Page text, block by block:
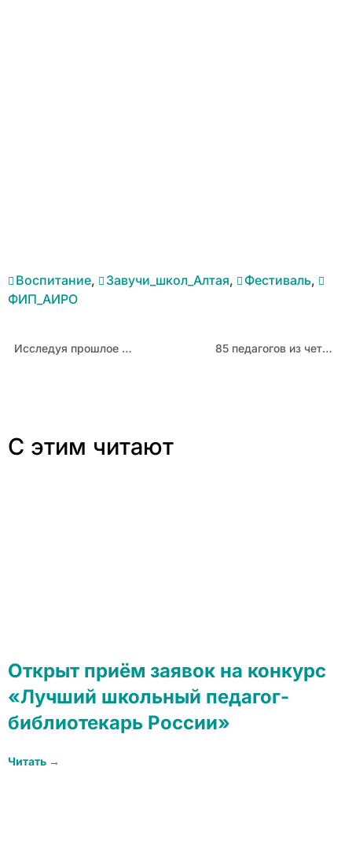
Воспитание, Завучи_школ_Алтая, Фестиваль,
ФИП_АИРО
Исследуя прошлое — воспитываем будущее: педагогическое мастерство лауреата конкурса «Учитель года Алтая – 2026» Дмитрия Васищева 85 педагогов из четырех регионов повысили квалификацию в АИРО
С этим читают
Открыт приём заявок на конкурс
«Лучший школьный педагог-
библиотекарь России»
Читать →